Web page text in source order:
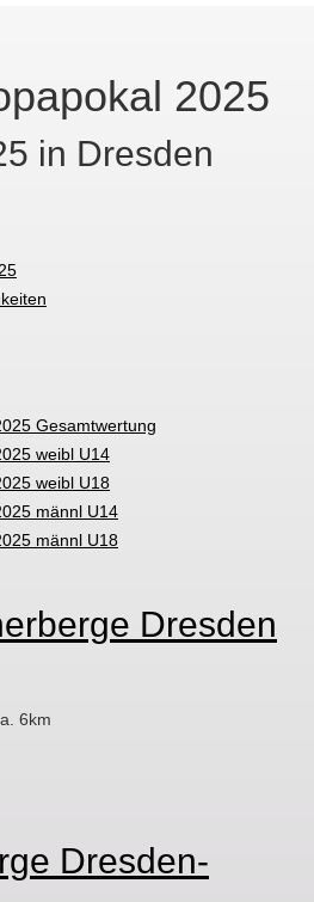
2025
in Dresden
Gesamtwertung
weibl U14
weibl U18
männl U14
männl U18
Dresden
6km
Dresden-